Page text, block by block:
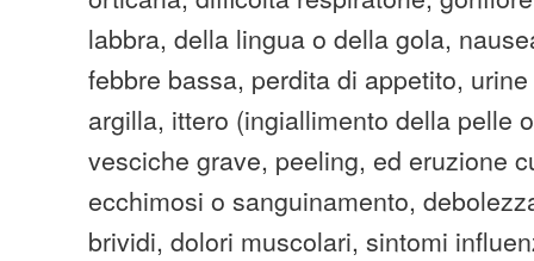
labbra, della lingua o della gola,
febbre bassa, perdita di appetito,
argilla, ittero (ingiallimento della pelle
vesciche grave, peeling, ed eruzione
ecchimosi o sanguinamento,
brividi, dolori muscolari, sintomi